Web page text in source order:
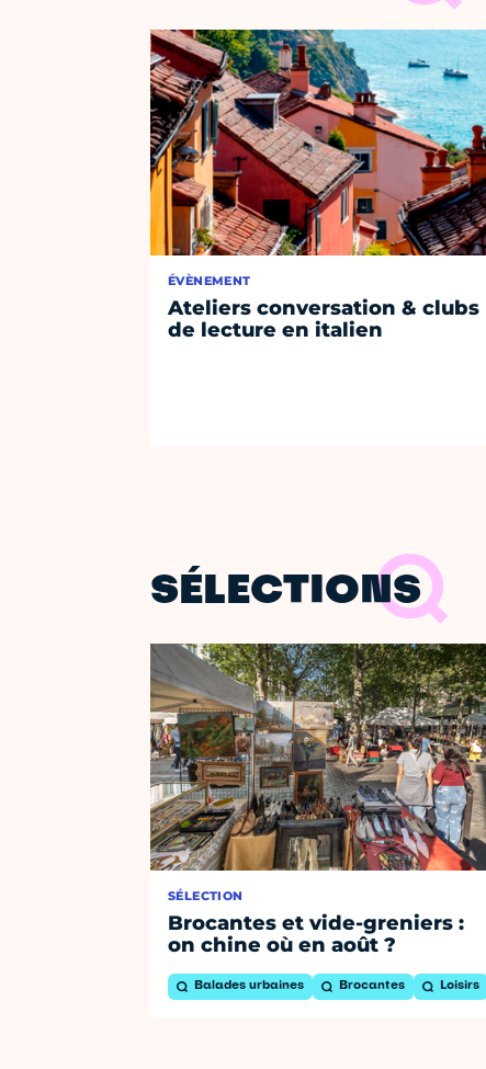
ÉVÈNEMENT
Ateliers conversation & clubs
de lecture en italien
SÉLECTIONS
SÉLECTION
Brocantes et vide-greniers :
on chine où en août ?
Balades urbaines Brocantes Loisirs